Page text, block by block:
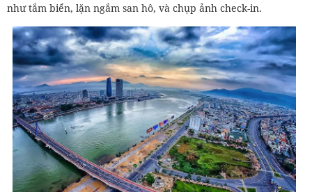
như tắm biển, lặn ngắm san hô, và chụp ảnh check-in.